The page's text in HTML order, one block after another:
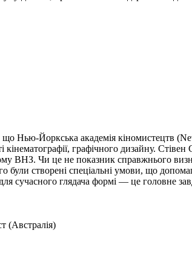
Нью-Йоркська академія кіномистецтв
графічного дизайну.
ВНЗ. Чи це не показник справжнього
були створені спеціальні умови, що
сучасного глядача формі — це головне
(Австралія)